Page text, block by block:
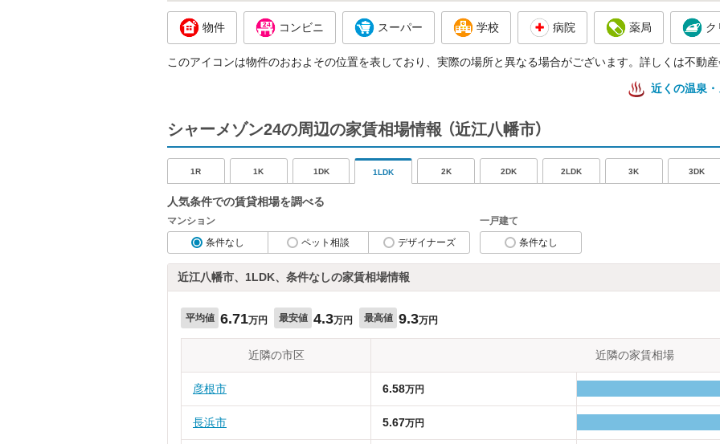
物件 コンビニ スーパー 学校 病院 薬局 ク
このアイコンは物件のおおよその位置を表しており、実際の場所と異なる場合がございます。詳しくは不動産
近くの温泉
シャーメゾン24の周辺の家賃相場情報 （近江八幡市）
1R 1K 1DK 1LDK 2K 2DK 2LDK 3K 3DK
人気条件での賃貸相場を調べる
マンション
条件なし
ペット相談 デザイナーズ
一戸建て
条件なし
近江八幡市、1LDK、条件なしの家賃相場情報
平均値 6.71万円 最安値 4.3万円 最高値 9.3万円
近隣の市区 近隣の家賃相場
彦根市 6.58万円
長浜市 5.67万円